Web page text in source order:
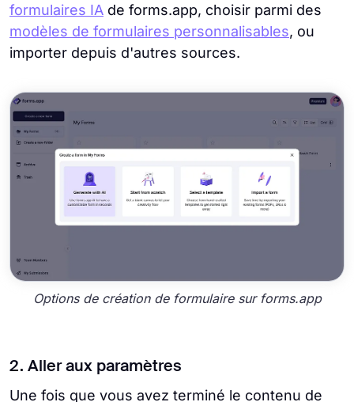
formulaires IA de forms.app, choisir parmi des
modèles de formulaires personnalisables, ou
importer depuis d'autres sources.
Options de création de formulaire sur forms.app
2. Aller aux paramètres
Une fois que vous avez terminé le contenu de